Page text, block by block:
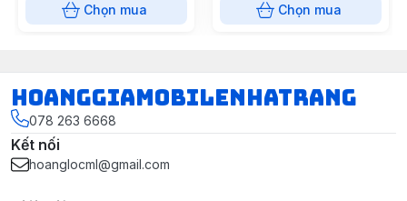
Chọn mua Chọn mua
hoanggiamobilenhatrang
078 263 6668
Kết nối
hoanglocml@gmail.com